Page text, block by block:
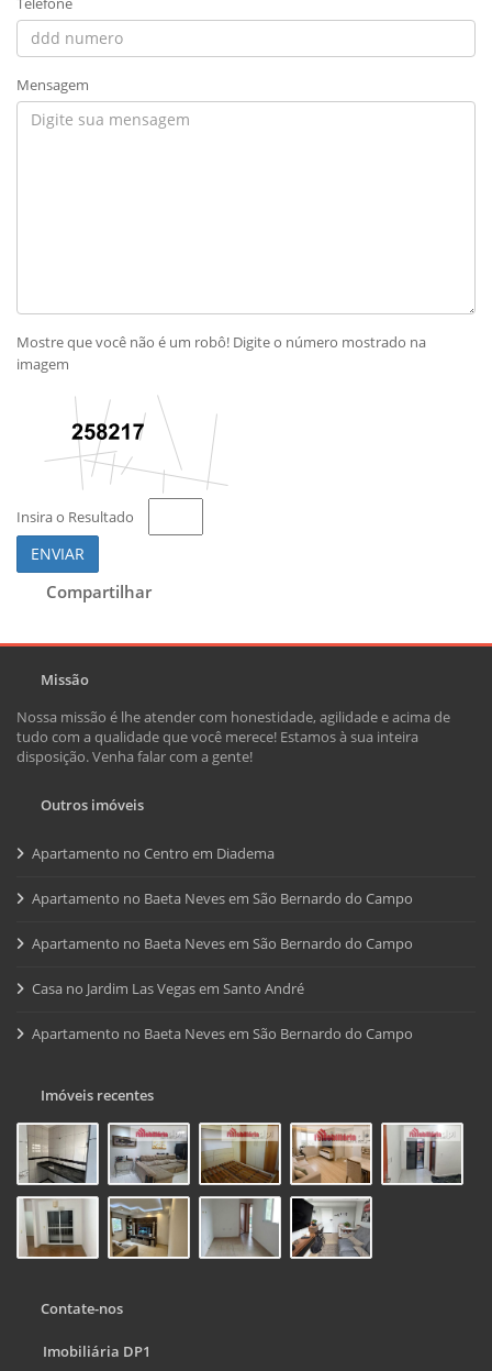
Mensagem
Mostre que você não é um robô! Digite o número mostrado na
imagem
Insira o Resultado
ENVIAR
Compartilhar
Missão
Nossa missão é lhe atender com honestidade, agilidade e acima de
tudo com a qualidade que você merece! Estamos à sua inteira
disposição. Venha falar com a gente!
Outros imóveis
Apartamento no Centro em Diadema
Apartamento no Baeta Neves em São Bernardo do Campo
Apartamento no Baeta Neves em São Bernardo do Campo
Casa no Jardim Las Vegas em Santo André
Apartamento no Baeta Neves em São Bernardo do Campo
Imóveis recentes
Contate-nos
Imobiliária DP1